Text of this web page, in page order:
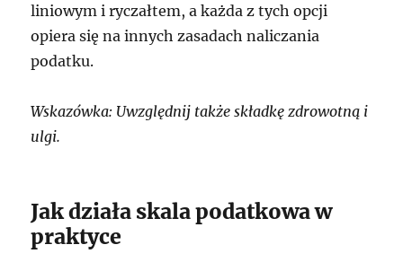
liniowym i ryczałtem, a każda z tych opcji
opiera się na innych zasadach naliczania
podatku.
Wskazówka: Uwzględnij także składkę zdrowotną i
ulgi.
Jak działa skala podatkowa w
praktyce